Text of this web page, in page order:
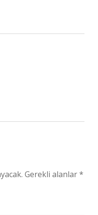
Gerekli alanlar*